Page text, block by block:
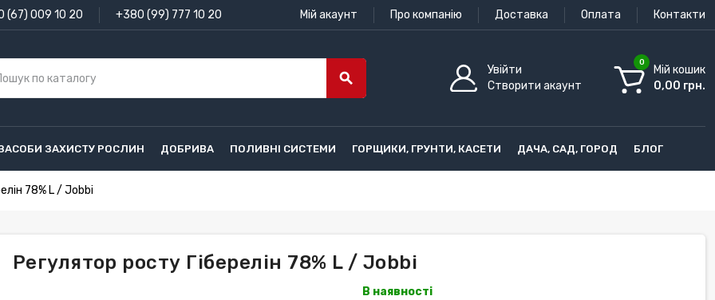
(67) 009 10 20 +380 (99) 777 10 20 Мій акаунт Про компанію Доставка Оплата Контакти
search
Увійти
Створити акаунт
0
Мій кошик
0,00 грн.
ЗАХИСТУ РОСЛИН ДОБРИВА ПОЛИВНІ СИСТЕМИ ГОРЩИКИ, ГРУНТИ, КАСЕТИ ДАЧА, САД, ГОРОД БЛОГ
78% L / Jobbi
Регулятор росту Гіберелін 78% L / Jobbi
В наявності